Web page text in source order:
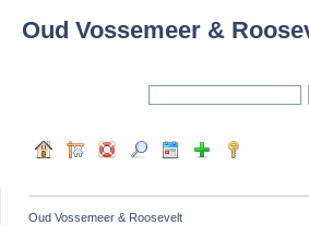
Oud Vossemeer &
Oud Vossemeer & Roosevelt